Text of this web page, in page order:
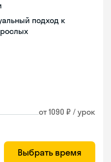
подход к
от 1090 ₽ / урок
Выбрать время